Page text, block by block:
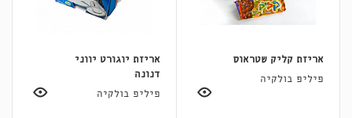
אריזת קליק שטראוס
פיליפ בולקיה
אריזת יוגורט יווני
דנונה
פיליפ בולקיה